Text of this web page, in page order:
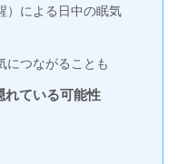
）による日中の眠気
につながることも
れている可能性